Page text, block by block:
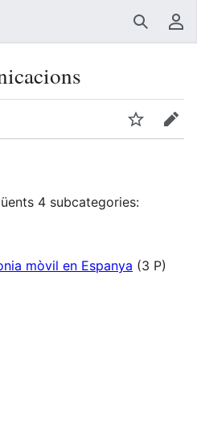
Buscar
Vigilar
4 subcategories:
mòvil en Espanya (3 P)